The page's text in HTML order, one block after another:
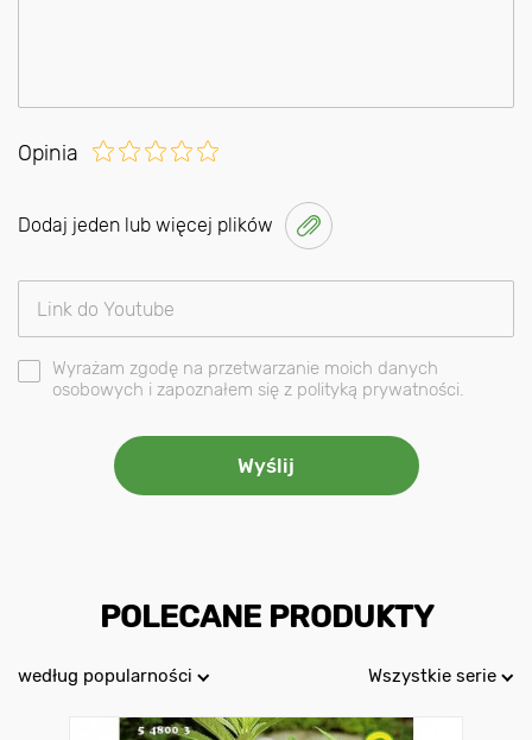
Opinia
Dodaj jeden lub więcej plików
Wyrażam zgodę na przetwarzanie moich danych
osobowych i zapoznałem się z polityką prywatności.
POLECANE PRODUKTY
według popularności Wszystkie serie